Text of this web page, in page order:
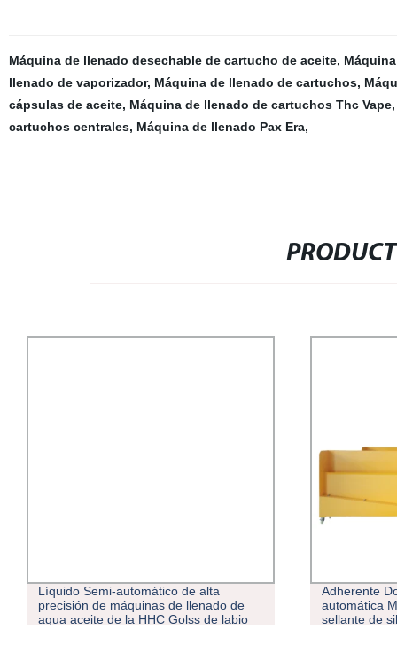
Máquina de llenado desechable de cartucho de aceite,
llenado de vaporizador, Máquina de llenado de cartuchos,
cápsulas de aceite, Máquina de llenado de cartuchos Thc Vape
cartuchos centrales, Máquina de llenado Pax Era,
Líquido Semi-automático de alta
precisión de máquinas de llenado de
agua aceite de la HHC Golss de labio
Adherente
automática
sellante de